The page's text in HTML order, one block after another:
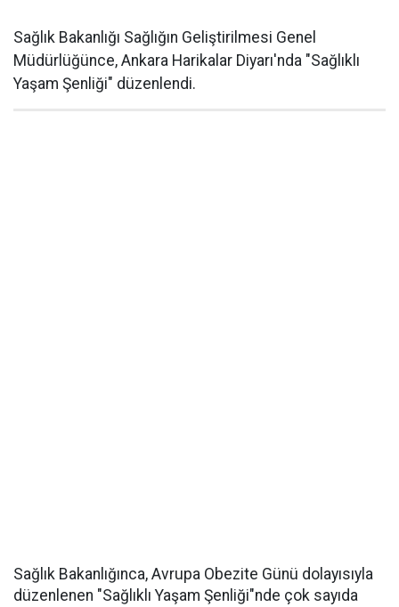
Sağlık Bakanlığı Sağlığın Geliştirilmesi Genel
Müdürlüğünce, Ankara Harikalar Diyarı'nda "Sağlıklı
Yaşam Şenliği" düzenlendi.
Sağlık Bakanlığınca, Avrupa Obezite Günü dolayısıyla
düzenlenen "Sağlıklı Yaşam Şenliği"nde çok sayıda